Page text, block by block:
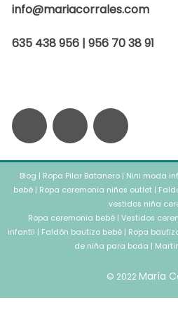
info@mariacorrales.com
635 438 956 | 956 70 38 91
F
a
c
e
o
I
n
s
t
a
g
W
h
a
t
s
a
Blog | Ropa Pilar Batanero| Nini moda
bebé| Ropa ceremonia niños outlet|
vestidos niña
Ropa ceremonia bebé | Vestidos
infantil | Faldón bautizo bebé| Ropa
de niña para boda |
© 2022María